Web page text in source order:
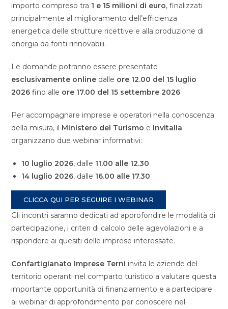
importo compreso tra 1 e 15 milioni di euro, finalizzati
principalmente al miglioramento dell’efficienza
energetica delle strutture ricettive e alla produzione di
energia da fonti rinnovabili.
Le domande potranno essere presentate
esclusivamente online dalle ore 12.00 del 15 luglio
2026 fino alle ore 17.00 del 15 settembre 2026.
Per accompagnare imprese e operatori nella conoscenza
della misura, il Ministero del Turismo e Invitalia
organizzano due webinar informativi:
10 luglio 2026, dalle 11.00 alle 12.30
14 luglio 2026, dalle 16.00 alle 17.30
CLICCA QUI PER SEGUIRE I WEBINAR
Gli incontri saranno dedicati ad approfondire le modalità di
partecipazione, i criteri di calcolo delle agevolazioni e a
rispondere ai quesiti delle imprese interessate.
Confartigianato Imprese Terni invita le aziende del
territorio operanti nel comparto turistico a valutare questa
importante opportunità di finanziamento e a partecipare
ai webinar di approfondimento per conoscere nel